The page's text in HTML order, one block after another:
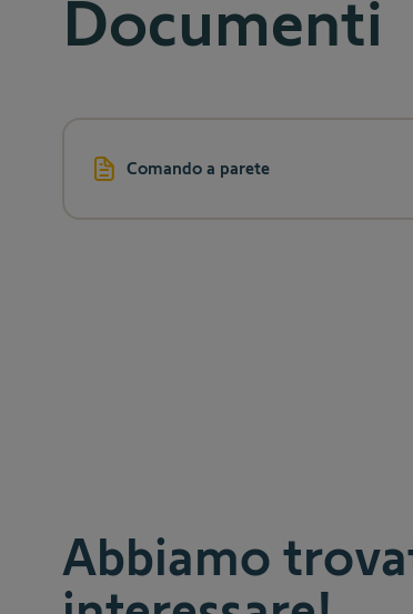
Documenti
Comando a parete
Abbiamo